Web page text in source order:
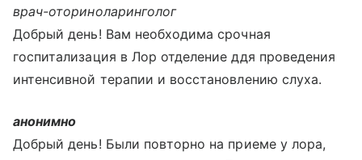
врач-оториноларинголог
Добрый день! Вам необходима срочная
госпитализация в Лор отделение ддя проведения
интенсивной терапии и восстановлению слуха.
анонимно
Добрый день! Были повторно на приеме у лора,